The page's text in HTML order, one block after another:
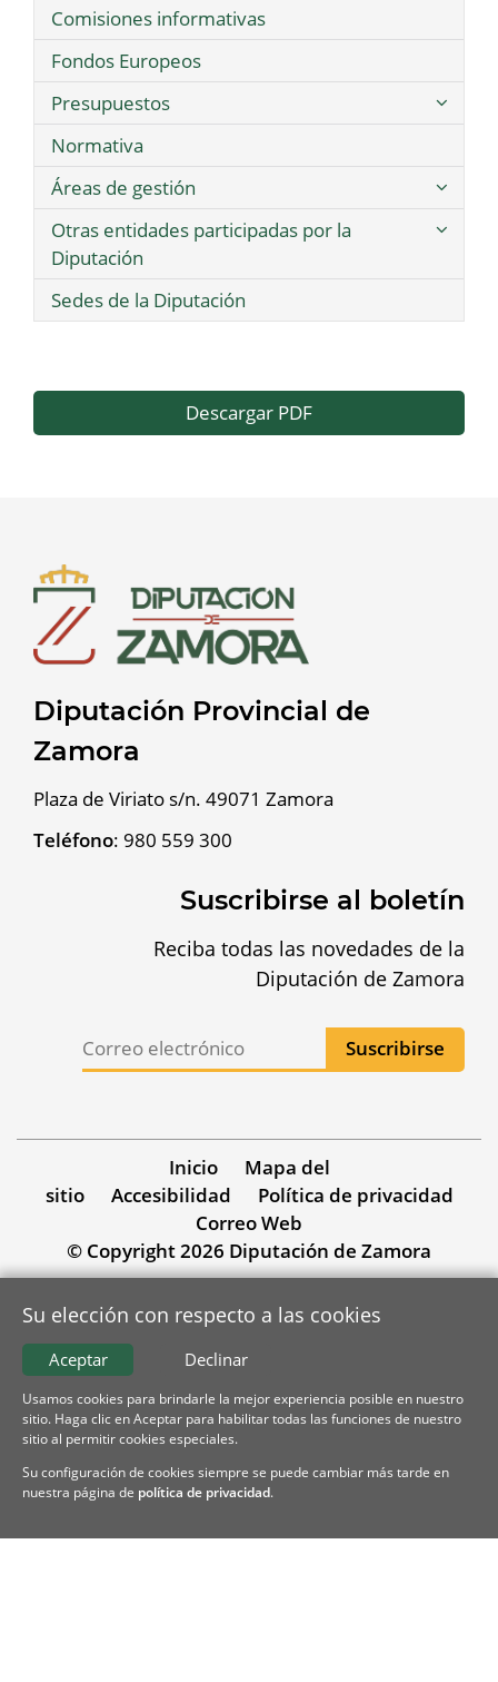
Comisiones informativas
Fondos Europeos
Presupuestos
Normativa
Áreas de gestión
Otras entidades participadas por la
Diputación
Sedes de la Diputación
Descargar PDF
Diputación Provincial de
Zamora
Plaza de Viriato s/n. 49071 Zamora
Teléfono: 980 559 300
Suscribirse al boletín
Reciba todas las novedades de la
Diputación de Zamora
Inicio
Mapa del
sitio
Accesibilidad
Política de privacidad
Correo Web
© Copyright 2026 Diputación de Zamora
Su elección con respecto a las cookies
Declinar
Aceptar
Usamos cookies para brindarle la mejor experiencia posible en nuestro
sitio. Haga clic en Aceptar para habilitar todas las funciones de nuestro
sitio al permitir cookies especiales.
Su configuración de cookies siempre se puede cambiar más tarde en
nuestra página de política de privacidad.